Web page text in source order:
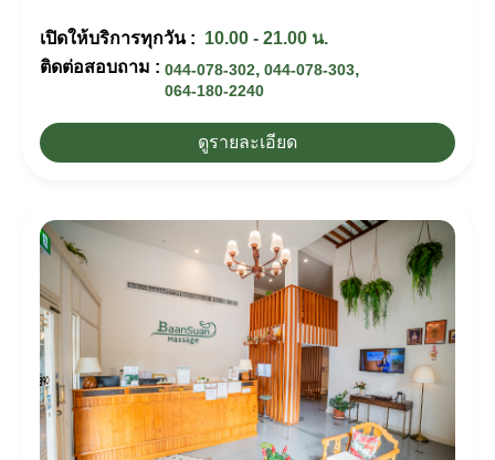
เปิดให้บริการทุกวัน : 10.00 - 21.00 น.
ติดต่อสอบถาม : 044-078-302, 044-078-303,
064-180-2240
ดูรายละเอียด